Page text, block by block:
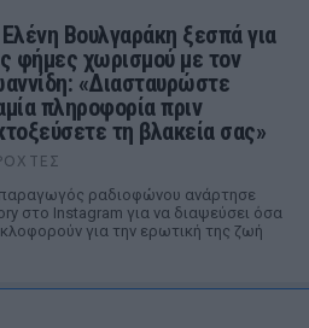
Βουλγαράκη ξεσπά για
φήμες χωρισμού με τον
«Διασταυρώστε
πληροφορία πριν
τη βλακεία σας»
ραδιοφώνου ανάρτησε
στο Instagram για να διαψεύσει όσα
για την ερωτική της ζωή